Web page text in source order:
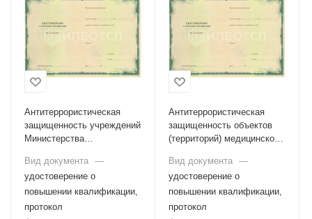
Антитеррористическая
защищенность учреждений
Министерства
Федерации
Вид документа —
удостоверение о
повышении квалификации,
протокол
Антитеррористическая
защищенность объектов
(территорий) медицинской
Вид документа —
удостоверение о
повышении квалификации,
протокол